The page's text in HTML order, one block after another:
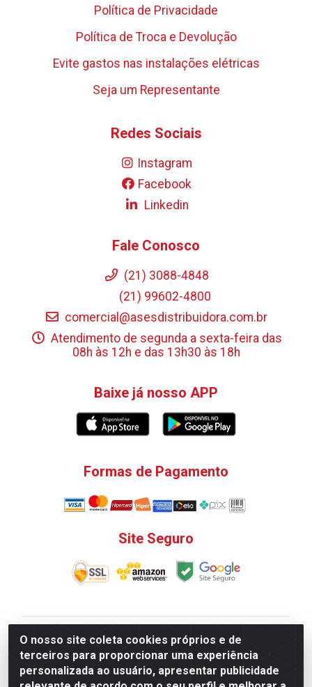
O nosso site coleta cookies próprios e de
terceiros para proporcionar uma experiência
personalizada ao usuário, apresentar publicidade
Política de Privacidade
Política de Troca e Devolução
Evite gastos nas instalações elétricas
Seja um Representante
Redes Sociais
Instagram
Facebook
Linkedin
Fale Conosco
(21) 3088-4848
(21) 99602-4800
comercial@asesdistribuidora.com.br
Atendimento de segunda a sexta-feira das
08h às 12h e das 13h30 às 18h
Baixe já nosso APP
Formas de Pagamento
Site Seguro
V. C. Ferragens LTDA - Rua do Matoso, 132 - Praça da
Bandeira, Rio de Janeiro/ RJ - CEP 20.270-135 - CNPJ
12.324.723/0001-25
Todas as regras de promoções, descontos, preços e